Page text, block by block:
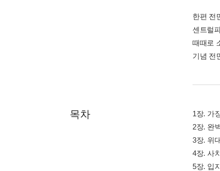
한편 전
센트럴
때때로
기념 전
목차
1장. 가
2장. 완
3장. 위
4장. 사
5장. 입